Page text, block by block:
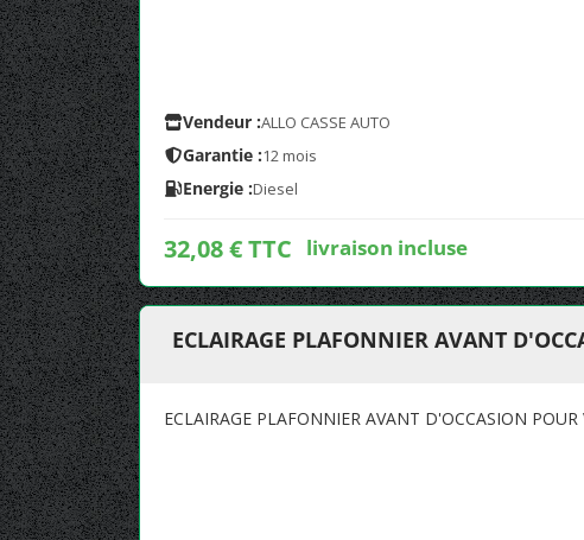
Vendeur :ALLO CASSE AUTO
Garantie :12 mois
Energie :Diesel
32,08 € TTC livraison incluse
ECLAIRAGE PLAFONNIER AVANT
ECLAIRAGE PLAFONNIER AVANT D'OCCASION